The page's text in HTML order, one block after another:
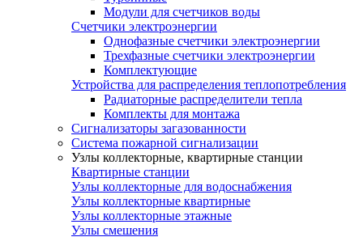
Модули для счетчиков воды
Счетчики электроэнергии
Однофазные счетчики электроэнергии
Трехфазные счетчики электроэнергии
Комплектующие
Устройства для распределения теплопотребления
Радиаторные распределители тепла
Комплекты для монтажа
Сигнализаторы загазованности
Система пожарной сигнализации
Узлы коллекторные, квартирные станции
Квартирные станции
Узлы коллекторные для водоснабжения
Узлы коллекторные квартирные
Узлы коллекторные этажные
Узлы смешения